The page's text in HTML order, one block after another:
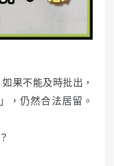
果不能及時批出，
，仍然合法居留。